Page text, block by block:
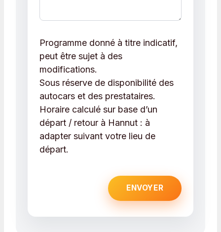
Programme donné à titre indicatif,
peut être sujet à des
modifications.
Sous réserve de disponibilité des
autocars et des prestataires.
Horaire calculé sur base d’un
départ / retour à Hannut : à
adapter suivant votre lieu de
départ.